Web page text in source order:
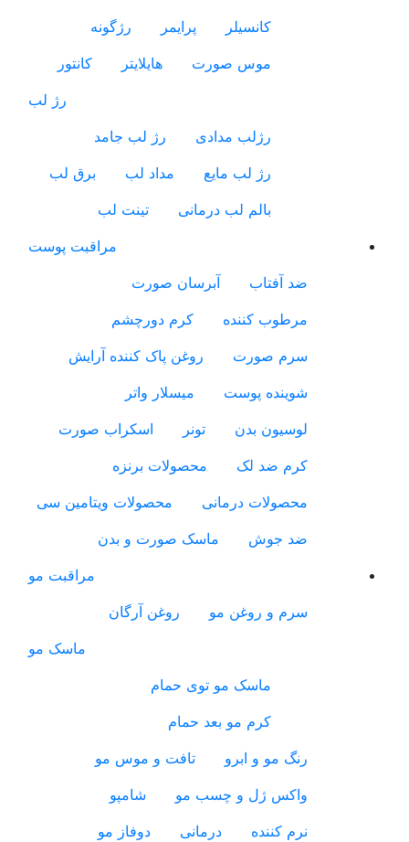
کانسیلر
پرایمر
رژگونه
موس صورت
هایلایتر
کانتور
رژ لب
رژلب مدادی
رژ لب جامد
رژ لب مایع
مداد لب
برق لب
بالم لب درمانی
تینت لب
مراقبت پوست
ضد آفتاب
آبرسان صورت
مرطوب کننده
کرم دورچشم
سرم صورت
روغن پاک کننده آرایش
شوینده پوست
میسلار واتر
لوسیون بدن
تونر
اسکراب صورت
کرم ضد لک
محصولات برنزه
محصولات درمانی
محصولات ویتامین سی
ضد جوش
ماسک صورت و بدن
مراقبت مو
سرم و روغن مو
روغن آرگان
ماسک مو
ماسک مو توی حمام
کرم مو بعد حمام
رنگ مو و ابرو
تافت و موس مو
واکس ژل و چسب مو
شامپو
نرم کننده
درمانی
دوفاز مو